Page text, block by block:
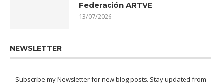
Federación ARTVE
13/07/2026
NEWSLETTER
Subscribe my Newsletter for new blog posts. Stay updated from